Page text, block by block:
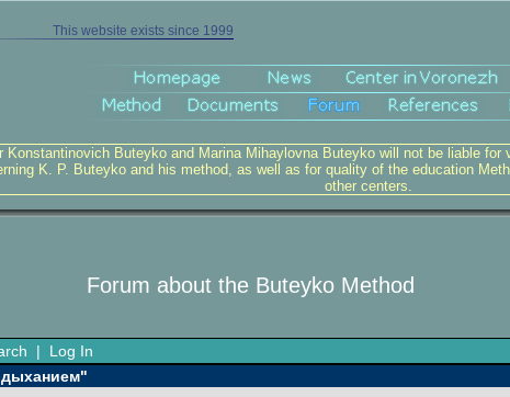
This website exists since 1999
Konstantinovich Buteyko and Marina Mihaylovna Buteyko will not be liable
K. P. Buteyko and his method, as well as for quality of the education
other centers.
Forum about the Buteyko Method
| Log In